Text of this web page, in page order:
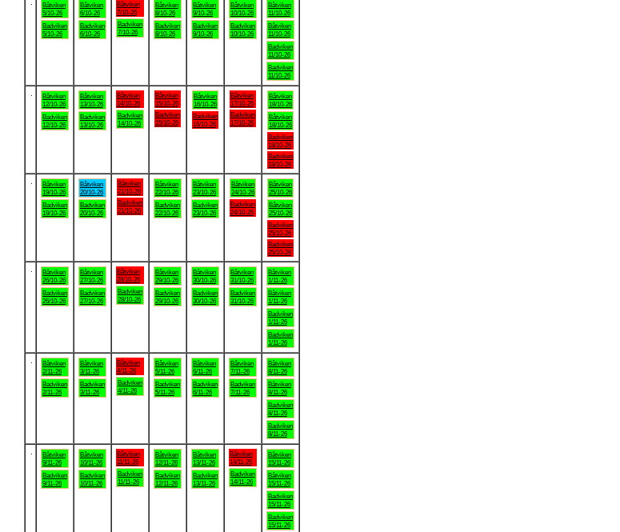
Båtviken
5/10-26
Badviken
5/10-26
Båtviken
6/10-26
Badviken
6/10-26
Båtviken
7/10-26
Badviken
7/10-26
Båtviken
8/10-26
Badviken
8/10-26
Båtviken
9/10-26
Badviken
9/10-26
Båtviken
10/10-26
Badviken
10/10-26
Båtviken
11/10-26
Båtviken
11/10-26
Badviken
11/10-26
Badviken
11/10-26
Båtviken
12/10-26
Badviken
12/10-26
Båtviken
13/10-26
Badviken
13/10-26
Båtviken
14/10-26
Badviken
14/10-26
Båtviken
15/10-26
Badviken
15/10-26
Båtviken
16/10-26
Badviken
16/10-26
Båtviken
17/10-26
Badviken
17/10-26
Båtviken
18/10-26
Båtviken
18/10-26
Badviken
18/10-26
Badviken
18/10-26
Båtviken
19/10-26
Badviken
19/10-26
Båtviken
20/10-26
Badviken
20/10-26
Båtviken
21/10-26
Badviken
21/10-26
Båtviken
22/10-26
Badviken
22/10-26
Båtviken
23/10-26
Badviken
23/10-26
Båtviken
24/10-26
Badviken
24/10-26
Båtviken
25/10-26
Båtviken
25/10-26
Badviken
25/10-26
Badviken
25/10-26
Båtviken
26/10-26
Badviken
26/10-26
Båtviken
27/10-26
Badviken
27/10-26
Båtviken
28/10-26
Badviken
28/10-26
Båtviken
29/10-26
Badviken
29/10-26
Båtviken
30/10-26
Badviken
30/10-26
Båtviken
31/10-26
Badviken
31/10-26
Båtviken
1/11-26
Båtviken
1/11-26
Badviken
1/11-26
Badviken
1/11-26
Båtviken
2/11-26
Badviken
2/11-26
Båtviken
3/11-26
Badviken
3/11-26
Båtviken
4/11-26
Badviken
4/11-26
Båtviken
5/11-26
Badviken
5/11-26
Båtviken
6/11-26
Badviken
6/11-26
Båtviken
7/11-26
Badviken
7/11-26
Båtviken
8/11-26
Båtviken
8/11-26
Badviken
8/11-26
Badviken
8/11-26
Båtviken
9/11-26
Badviken
9/11-26
Båtviken
10/11-26
Badviken
10/11-26
Båtviken
11/11-26
Badviken
11/11-26
Båtviken
12/11-26
Badviken
12/11-26
Båtviken
13/11-26
Badviken
13/11-26
Båtviken
14/11-26
Badviken
14/11-26
Båtviken
15/11-26
Båtviken
15/11-26
Badviken
15/11-26
Badviken
15/11-26